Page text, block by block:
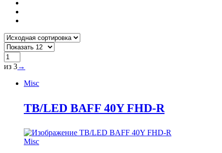
из 3→
Misc
TB/LED BAFF 40Y FHD-R
Misc